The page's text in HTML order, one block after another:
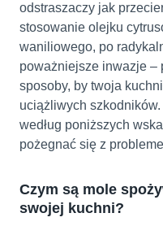
odstraszaczy jak
stosowanie olejku
waniliowego, po
poważniejsze inwazje –
sposoby, by twoja
uciążliwych
według poniższych
pożegnać się z
Czym są mole
swojej kuchni?